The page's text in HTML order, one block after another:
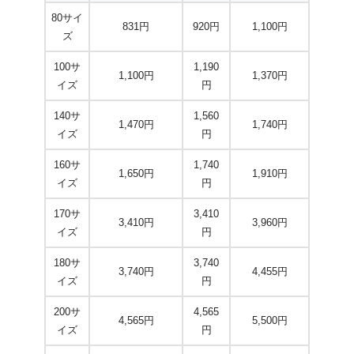
80サイ
ズ
831円 920円 1,100円
100サ
イズ
1,100円
1,190
円
1,370円
140サ
イズ
1,470円
1,560
円
1,740円
160サ
イズ
1,650円
1,740
円
1,910円
170サ
イズ
3,410円
3,410
円
3,960円
180サ
イズ
3,740円
3,740
円
4,455円
200サ
イズ
4,565円
4,565
円
5,500円